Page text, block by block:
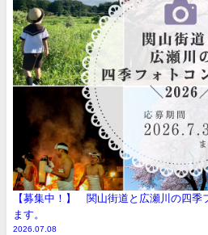
【募集中！】 関山街道と広瀬川の四季
ます。
2026.07.08